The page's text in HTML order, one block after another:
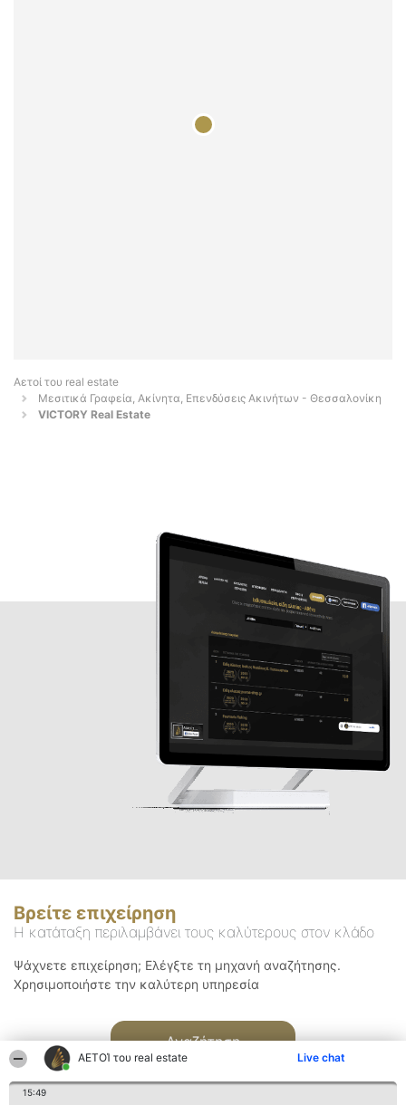
ΑΕΤΟΊ του real estate Live chat
15:49
Αετοί του real estate
Μεσιτικά Γραφεία, Ακίνητα, Επενδύσεις Ακινήτων - Θεσσαλονίκη
VICTORY Real Estate
Βρείτε επιχείρηση
Η κατάταξη περιλαμβάνει τους καλύτερους στον κλάδο
Ψάχνετε επιχείρηση; Ελέγξτε τη μηχανή αναζήτησης.
Χρησιμοποιήστε την καλύτερη υπηρεσία
Αναζήτηση